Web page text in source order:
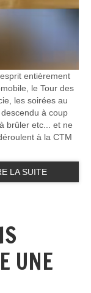
entièrement
le Tour des
les soirées au
à coup
brûler etc... et ne
à la CTM
LA SUITE
UNE